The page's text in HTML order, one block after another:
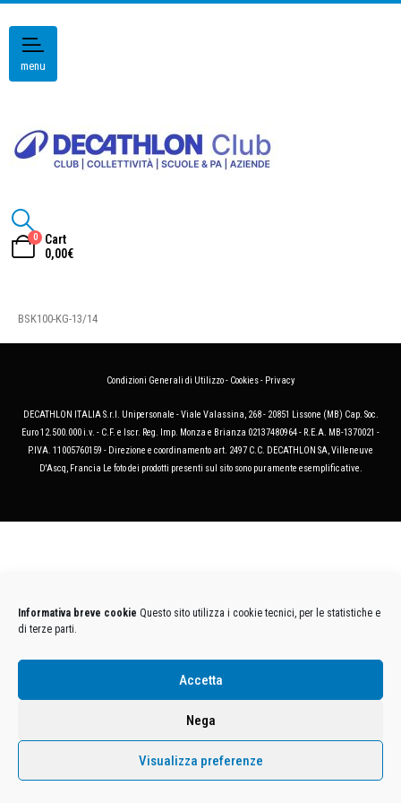
Informativa breve cookie Questo sito utilizza i cookie tecnici, per le statistiche e
di terze parti.
Accetta
Nega
Visualizza preferenze
menu
0
Cart
0,00€
BSK100-KG-13/14
Condizioni Generali di Utilizzo- Cookies- Privacy
DECATHLON ITALIA S.r.l. Unipersonale - Viale Valassina, 268 - 20851 Lissone (MB) Cap. Soc.
Euro 12.500.000 i.v. - C.F. e Iscr. Reg. Imp. Monza e Brianza 02137480964 - R.E.A. MB-1370021 -
P.IVA. 11005760159 - Direzione e coordinamento art. 2497 C.C. DECATHLON SA, Villeneuve
D'Ascq, Francia Le foto dei prodotti presenti sul sito sono puramente esemplificative.